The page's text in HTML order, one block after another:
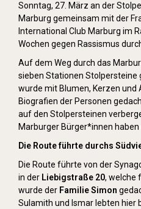
Sonntag, 27. März an der
Marburg gemeinsam mit der
International Club Marburg im
Wochen gegen Rassismus
Auf dem Weg durch das
sieben Stationen Stolpersteine
wurde mit Blumen, Kerzen und
Biografien der Personen
auf den Stolpersteinen
Marburger Bürger*innen haben
Die Route führte durchs
Die Route führte von der
in der Liebigstraße 20, welche
wurde der Familie Simon
Sulamith und Ismar lebten hier